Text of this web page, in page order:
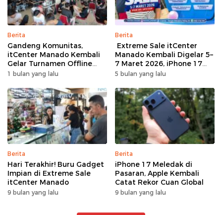
Berita
Gandeng Komunitas,
itCenter Manado Kembali
Gelar Turnamen Offline
Free Fire, 60 Tim Siap
1 bulan yang lalu
Berita
Extreme Sale itCenter
Manado Kembali Digelar 5–
7 Maret 2026, iPhone 17
Pro Max Diskon hingga
5 bulan yang lalu
Berita
Hari Terakhir! Buru Gadget
Impian di Extreme Sale
itCenter Manado
9 bulan yang lalu
Berita
iPhone 17 Meledak di
Pasaran, Apple Kembali
Catat Rekor Cuan Global
9 bulan yang lalu